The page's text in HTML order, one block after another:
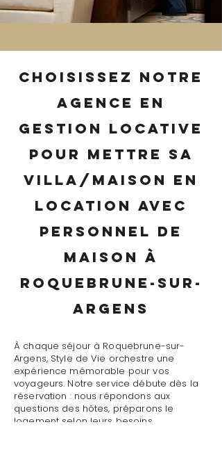
Choisissez notre
agence en
gestion locative
pour mettre sa
villa/maison en
location avec
personnel de
maison à
Roquebrune-sur-
Argens
À chaque séjour à Roquebrune-sur-
Argens, Style de Vie orchestre une
expérience mémorable pour vos
voyageurs. Notre service débute dès la
réservation : nous répondons aux
questions des hôtes, préparons le
logement selon leurs besoins